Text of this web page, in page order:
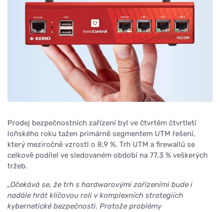
Prodej bezpečnostních zařízení byl ve čtvrtém čtvrtletí
loňského roku tažen primárně segmentem UTM řešení,
který meziročně vzrostl o 8,9 %. Trh UTM a firewallů se
celkově podílel ve sledovaném období na 77,3 % veškerých
tržeb.
„Očekává se, že trh s hardwarovými zařízeními bude i
nadále hrát klíčovou roli v komplexních strategiích
kybernetické bezpečnosti. Protože problémy